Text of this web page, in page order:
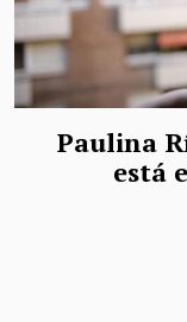
Paulina
está